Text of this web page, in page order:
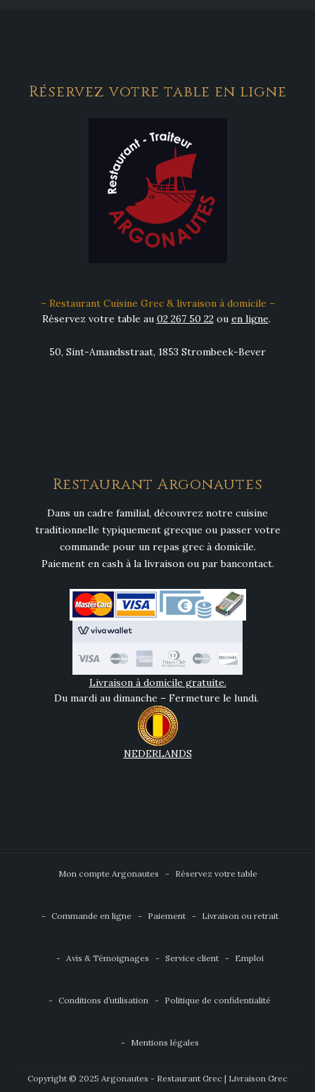
Réservez votre table en ligne
– Restaurant Cuisine Grec & livraison à domicile –
Réservez votre table au 02 267 50 22ou en ligne.
50, Sint-Amandsstraat, 1853 Strombeek-Bever
Restaurant Argonautes
Dans un cadre familial, découvrez notre cuisine
traditionnelle typiquement grecque ou passer votre
commande pour un repas grec à domicile.
Paiement en cash à la livraison ou par bancontact.
Livraison à domicile gratuite.
Du mardi au dimanche – Fermeture le lundi.
NEDERLANDS
Mon compte Argonautes Réservez votre table
Commande en ligne Paiement Livraison ou retrait
Avis & Témoignages Service client Emploi
Conditions d’utilisation Politique de confidentialité
Mentions légales
Copyright © 2025 Argonautes - Restaurant Grec | Livraison Grec